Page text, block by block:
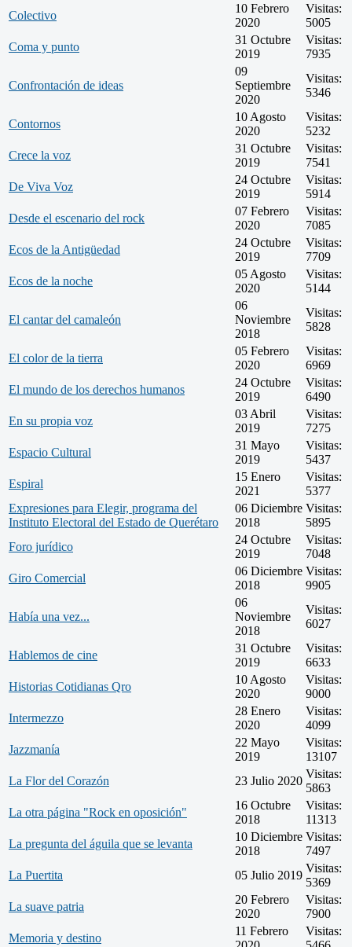
Colectivo
10 Febrero
2020
Visitas:
5005
Coma y punto
31 Octubre
2019
Visitas:
7935
Confrontación de ideas
09
Septiembre
2020
Visitas:
5346
Contornos
10 Agosto
2020
Visitas:
5232
Crece la voz
31 Octubre
2019
Visitas:
7541
De Viva Voz
24 Octubre
2019
Visitas:
5914
Desde el escenario del rock
07 Febrero
2020
Visitas:
7085
Ecos de la Antigüedad
24 Octubre
2019
Visitas:
7709
Ecos de la noche
05 Agosto
2020
Visitas:
5144
El cantar del camaleón
06
Noviembre
2018
Visitas:
5828
El color de la tierra
05 Febrero
2020
Visitas:
6969
El mundo de los derechos humanos
24 Octubre
2019
Visitas:
6490
En su propia voz
03 Abril
2019
Visitas:
7275
Espacio Cultural
31 Mayo
2019
Visitas:
5437
Espiral
15 Enero
2021
Visitas:
5377
Expresiones para Elegir, programa del
Instituto Electoral del Estado de Querétaro
06 Diciembre
2018
Visitas:
5895
Foro jurídico
24 Octubre
2019
Visitas:
7048
Giro Comercial
06 Diciembre
2018
Visitas:
9905
Había una vez...
06
Noviembre
2018
Visitas:
6027
Hablemos de cine
31 Octubre
2019
Visitas:
6633
Historias Cotidianas Qro
10 Agosto
2020
Visitas:
9000
Intermezzo
28 Enero
2020
Visitas:
4099
Jazzmanía
22 Mayo
2019
Visitas:
13107
La Flor del Corazón
23 Julio 2020
Visitas:
5863
La otra página "Rock en oposición"
16 Octubre
2018
Visitas:
11313
La pregunta del águila que se levanta
10 Diciembre
2018
Visitas:
7497
La Puertita
05 Julio 2019
Visitas:
5369
La suave patria
20 Febrero
2020
Visitas:
7900
Memoria y destino
11 Febrero
Visitas: